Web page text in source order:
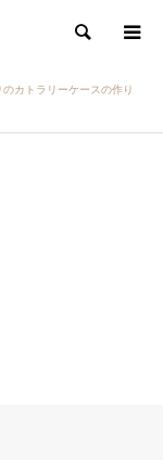
検索
カトラリーケースの作り